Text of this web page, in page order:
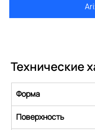
Технические
Форма
Поверхность